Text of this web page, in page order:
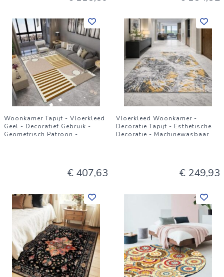
Woonkamer Tapijt - Vloerkleed
Geel - Decoratief Gebruik -
Geometrisch Patroon - ...
€ 407,63
Vloerkleed Woonkamer -
Decoratie Tapijt - Esthetische
Decoratie - Machinewasbaar...
€ 249,93